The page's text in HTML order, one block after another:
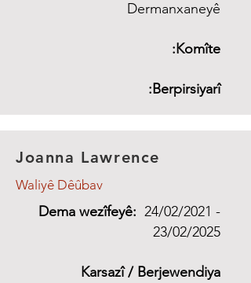
Dermanxaneyê
Komîte:
Berpirsiyarî:
Joanna Lawrence
Waliyê Dêûbav
Dema wezîfeyê: 24/02/2021 -
23/02/2025
Karsazî / Berjewendiya